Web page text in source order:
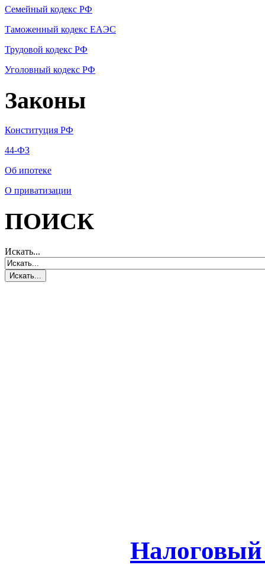
Семейный кодекс РФ
Таможенный кодекс ЕАЭС
Трудовой кодекс РФ
Уголовный кодекс РФ
Законы
Конституция РФ
44-ФЗ
Об ипотеке
О приватизации
ПОИСК
Искать...